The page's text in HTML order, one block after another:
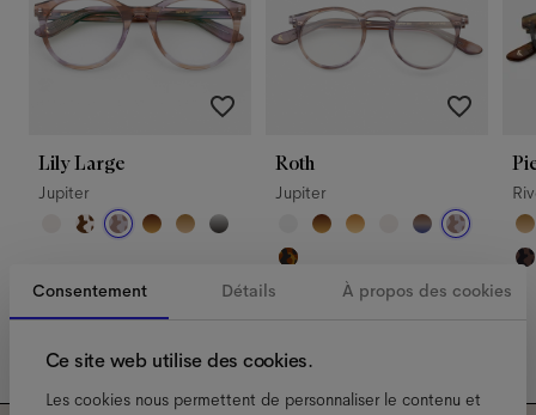
Consentement Détails À propos des cookies
Ce site web utilise des cookies.
Les cookies nous permettent de personnaliser le contenu et
Lily Large
Jupiter
Roth
Jupiter